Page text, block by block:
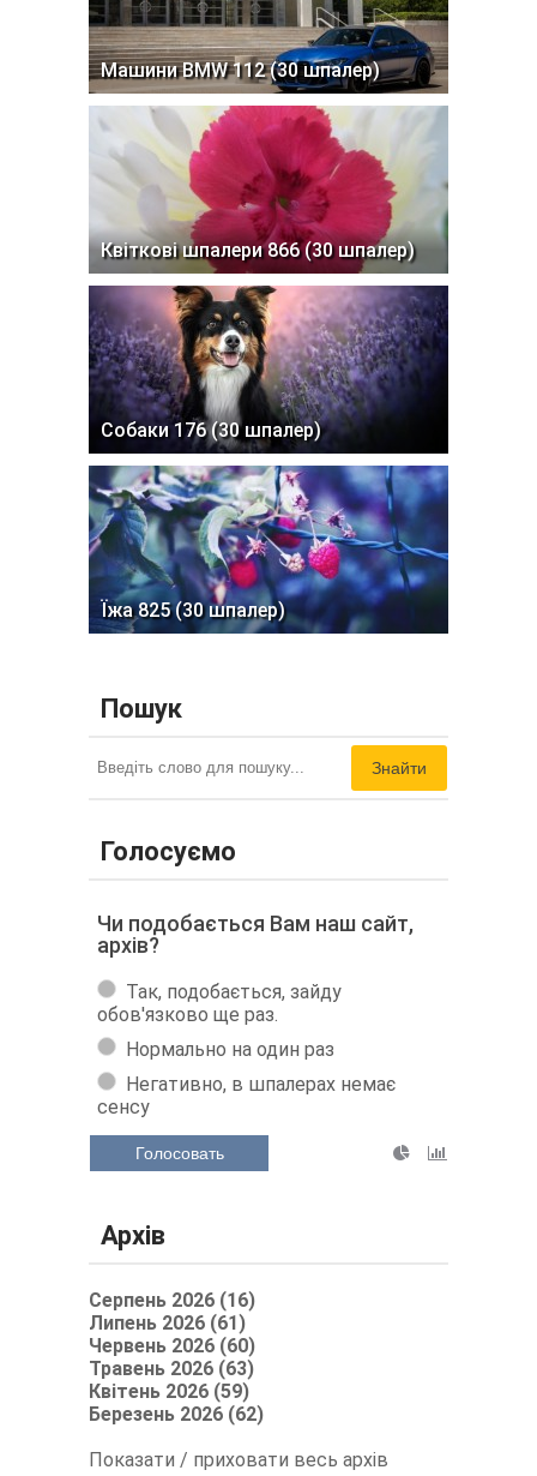
Машини BMW 112 (30 шпалер)
Квіткові шпалери 866 (30 шпалер)
Собаки 176 (30 шпалер)
Їжа 825 (30 шпалер)
Пошук
Знайти
Голосуємо
Чи подобається Вам наш сайт,
архів?
Так, подобається, зайду
обов'язково ще раз.
Нормально на один раз
Негативно, в шпалерах немає
сенсу
Голосовать
Архів
Серпень 2026 (16)
Липень 2026 (61)
Червень 2026 (60)
Травень 2026 (63)
Квітень 2026 (59)
Березень 2026 (62)
Показати / приховати весь архів